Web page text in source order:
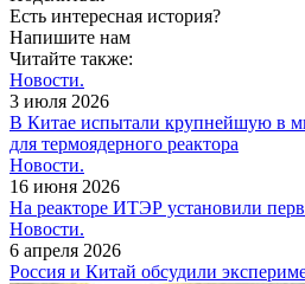
Есть интересная история?
Напишите нам
Читайте также:
Новости.
3 июля 2026
В Китае испытали крупнейшую в
для термоядерного реактора
Новости.
16 июня 2026
На реакторе ИТЭР установили
Новости.
6 апреля 2026
Россия и Китай обсудили